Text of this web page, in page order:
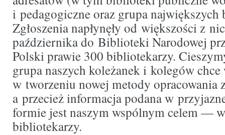
i pedagogiczne oraz grupa
Zgłoszenia napłynęły od większości z
października do Biblioteki Narodowej
Polski prawie 300 bibliotekarzy.
grupa naszych koleżanek i kolegów chce
w tworzeniu nowej metody opracowania
a przecież informacja podana w
formie jest naszym wspólnym celem —
bibliotekarzy.